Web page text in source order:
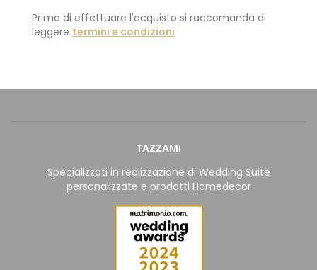
Prima di effettuare l'acquisto si raccomanda di
leggere termini e condizioni
TAZZAMI
Specializzati in realizzazione di Wedding Suite
personalizzate e prodotti Homedecor